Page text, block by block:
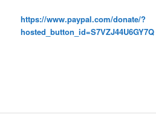
https://www.paypal.com/donate/?
hosted_button_id=S7VZJ44U6GY7Q